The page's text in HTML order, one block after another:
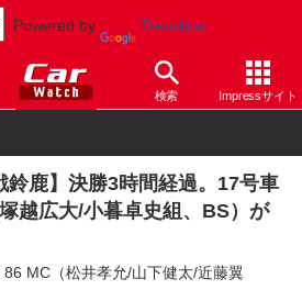
Powered by Translate
検索 Impressサイト
ーツ SUPER GT
鈴鹿】決勝3時間経過。17号車
越広大/小暮卓史組、BS）が
MC（松井孝允/山下健太/近藤翼